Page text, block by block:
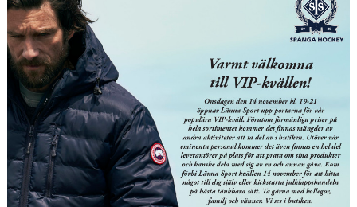
LÄNKAR
DOKUMENT
ISTIDER
1929-KLUBBEN
PUCKEN RESTAURANG
BILDGALLERI